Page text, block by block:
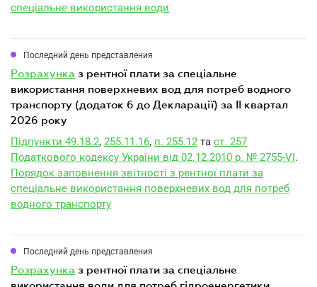
спеціальне використання води
Последний день представления
розрахунка з рентної плати за спеціальне
використання поверхневих вод для потреб водного
транспорту (додаток 6 до Декларації) за II квартал
2026 року
Підпункти 49.18.2, 255.11.16, п. 255.12 та ст. 257
Податкового кодексу України від 02.12.2010 р. № 2755-VI.
Порядок заповнення звітності з рентної плати за
спеціальне використання поверхневих вод для потреб
водного транспорту
Последний день представления
розрахунка з рентної плати за спеціальне